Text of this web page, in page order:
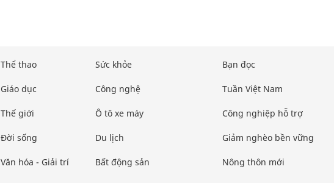
Thể thao
Giáo dục
Thế giới
Đời sống
Văn hóa - Giải trí
Sức khỏe
Công nghệ
Ô tô xe máy
Du lịch
Bất động sản
Bạn đọc
Tuần Việt Nam
Công nghiệp hỗ trợ
Giảm nghèo bền vững
Nông thôn mới